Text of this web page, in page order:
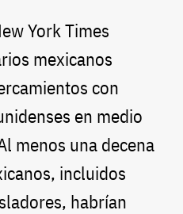
York Times
mexicanos
con
en medio
menos una decena
incluidos
habrían